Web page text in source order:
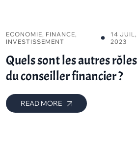
ECONOMIE, FINANCE,
INVESTISSEMENT
14 JUIL,
2023
Quels sont les autres rôles
du conseiller financier ?
READ MORE